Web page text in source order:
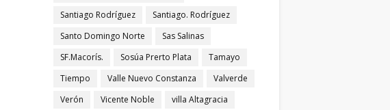
Santiago Rodríguez
Santiago. Rodríguez
Santo Domingo Norte
Sas Salinas
SF.Macorís.
Sosúa Prerto Plata
Tamayo
Tiempo
Valle Nuevo Constanza
Valverde
Verón
Vicente Noble villa Altagracia